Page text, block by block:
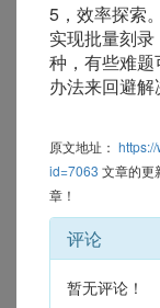
5，效率探索
实现批量刻
种，有些难
办法来回避解
原文地址：
id=7063 文章的更
章！
评论
暂无评论！